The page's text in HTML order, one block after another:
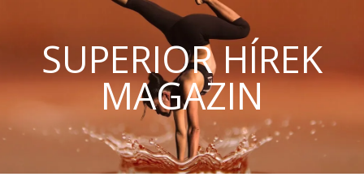
SUPERIOR HÍREK
MAGAZIN